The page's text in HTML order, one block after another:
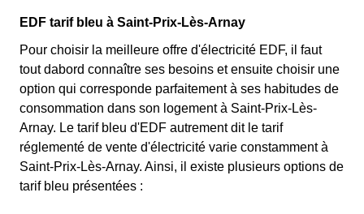
EDF tarif bleu à Saint-Prix-Lès-Arnay
Pour choisir la meilleure offre d'électricité EDF, il faut
tout dabord connaître ses besoins et ensuite choisir une
option qui corresponde parfaitement à ses habitudes de
consommation dans son logement à Saint-Prix-Lès-
Arnay. Le tarif bleu d'EDF autrement dit le tarif
réglementé de vente d'électricité varie constamment à
Saint-Prix-Lès-Arnay. Ainsi, il existe plusieurs options de
tarif bleu présentées :